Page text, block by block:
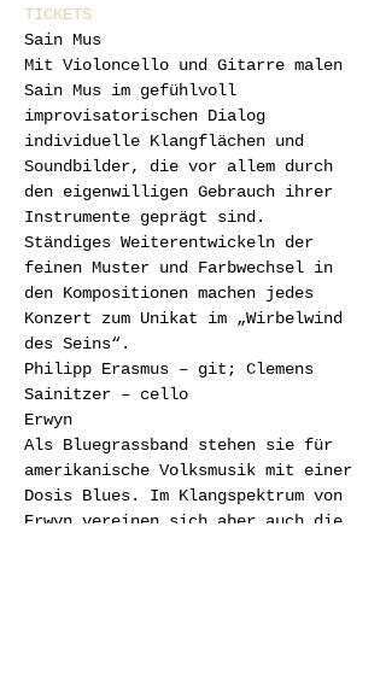
TICKETS
Sain Mus
Mit Violoncello und Gitarre malen
Sain Mus im gefühlvoll
improvisatorischen Dialog
individuelle Klangflächen und
Soundbilder, die vor allem durch
den eigenwilligen Gebrauch ihrer
Instrumente geprägt sind.
Ständiges Weiterentwickeln der
feinen Muster und Farbwechsel in
den Kompositionen machen jedes
Konzert zum Unikat im „Wirbelwind
des Seins“.
Philipp Erasmus – git; Clemens
Sainitzer – cello
Erwyn
Als Bluegrassband stehen sie für
amerikanische Volksmusik mit einer
Dosis Blues. Im Klangspektrum von
Erwyn vereinen sich aber auch die